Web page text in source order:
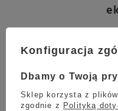
z
Dzięki temu G 700 zapewnia:
stabilną temperaturę
powtarzalny smak
wysoką jakość
Konfiguracja
Dbamy o Twoją
Sklep korzysta z
zgodnie z Polityką